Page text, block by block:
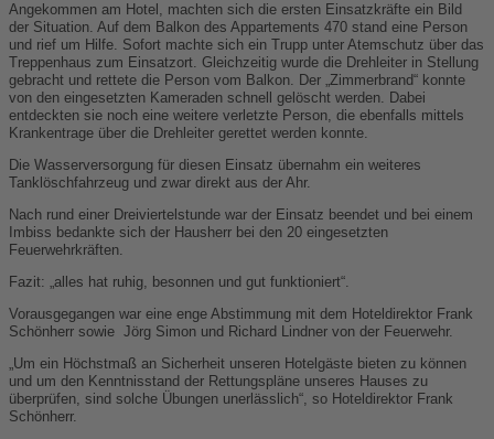
Angekommen am Hotel, machten sich die ersten Einsatzkräfte ein Bild
der Situation. Auf dem Balkon des Appartements 470 stand eine Person
und rief um Hilfe. Sofort machte sich ein Trupp unter Atemschutz über das
Treppenhaus zum Einsatzort. Gleichzeitig wurde die Drehleiter in Stellung
gebracht und rettete die Person vom Balkon. Der „Zimmerbrand“ konnte
von den eingesetzten Kameraden schnell gelöscht werden. Dabei
entdeckten sie noch eine weitere verletzte Person, die ebenfalls mittels
Krankentrage über die Drehleiter gerettet werden konnte.
Die Wasserversorgung für diesen Einsatz übernahm ein weiteres
Tanklöschfahrzeug und zwar direkt aus der Ahr.
Nach rund einer Dreiviertelstunde war der Einsatz beendet und bei einem
Imbiss bedankte sich der Hausherr bei den 20 eingesetzten
Feuerwehrkräften.
Fazit: „alles hat ruhig, besonnen und gut funktioniert“.
Vorausgegangen war eine enge Abstimmung mit dem Hoteldirektor Frank
Schönherr sowie Jörg Simon und Richard Lindner von der Feuerwehr.
„Um ein Höchstmaß an Sicherheit unseren Hotelgäste bieten zu können
und um den Kenntnisstand der Rettungspläne unseres Hauses zu
überprüfen, sind solche Übungen unerlässlich“, so Hoteldirektor Frank
Schönherr.